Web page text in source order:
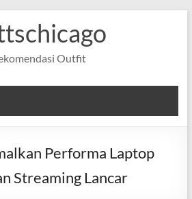
Outfit
Performa Laptop
Streaming Lancar